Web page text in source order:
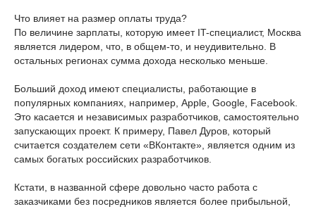
Что влияет на размер оплаты труда?
По величине зарплаты, которую имеет IT-специалист, Москва
является лидером, что, в общем-то, и неудивительно. В
остальных регионах сумма дохода несколько меньше.
Больший доход имеют специалисты, работающие в
популярных компаниях, например, Apple, Google, Facebook.
Это касается и независимых разработчиков, самостоятельно
запускающих проект. К примеру, Павел Дуров, который
считается создателем сети «ВКонтакте», является одним из
самых богатых российских разработчиков.
Кстати, в названной сфере довольно часто работа с
заказчиками без посредников является более прибыльной,